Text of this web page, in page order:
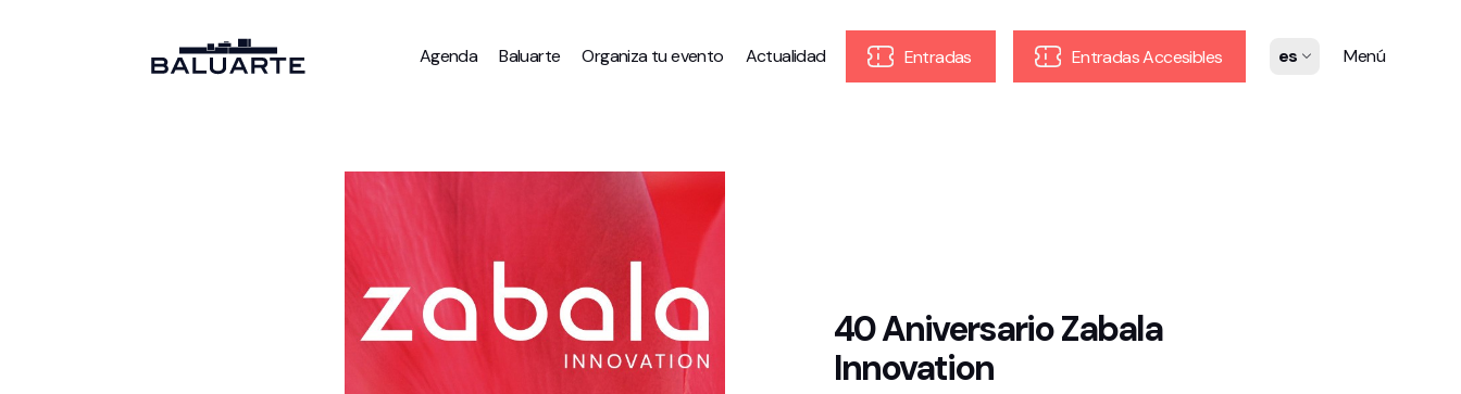
Agenda Baluarte Organiza tu evento Actualidad Entradas Entradas Accesibles es Menú
40 Aniversario Zabala
Innovation